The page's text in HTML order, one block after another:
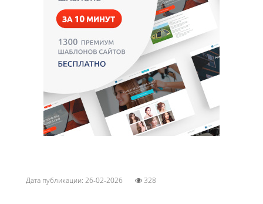
Дата публикации: 26-02-2026 328